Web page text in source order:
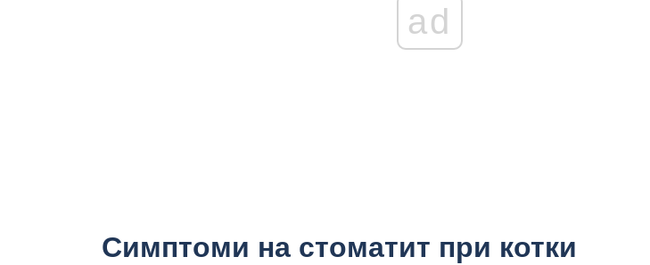
ad
Симптоми на стоматит при котки